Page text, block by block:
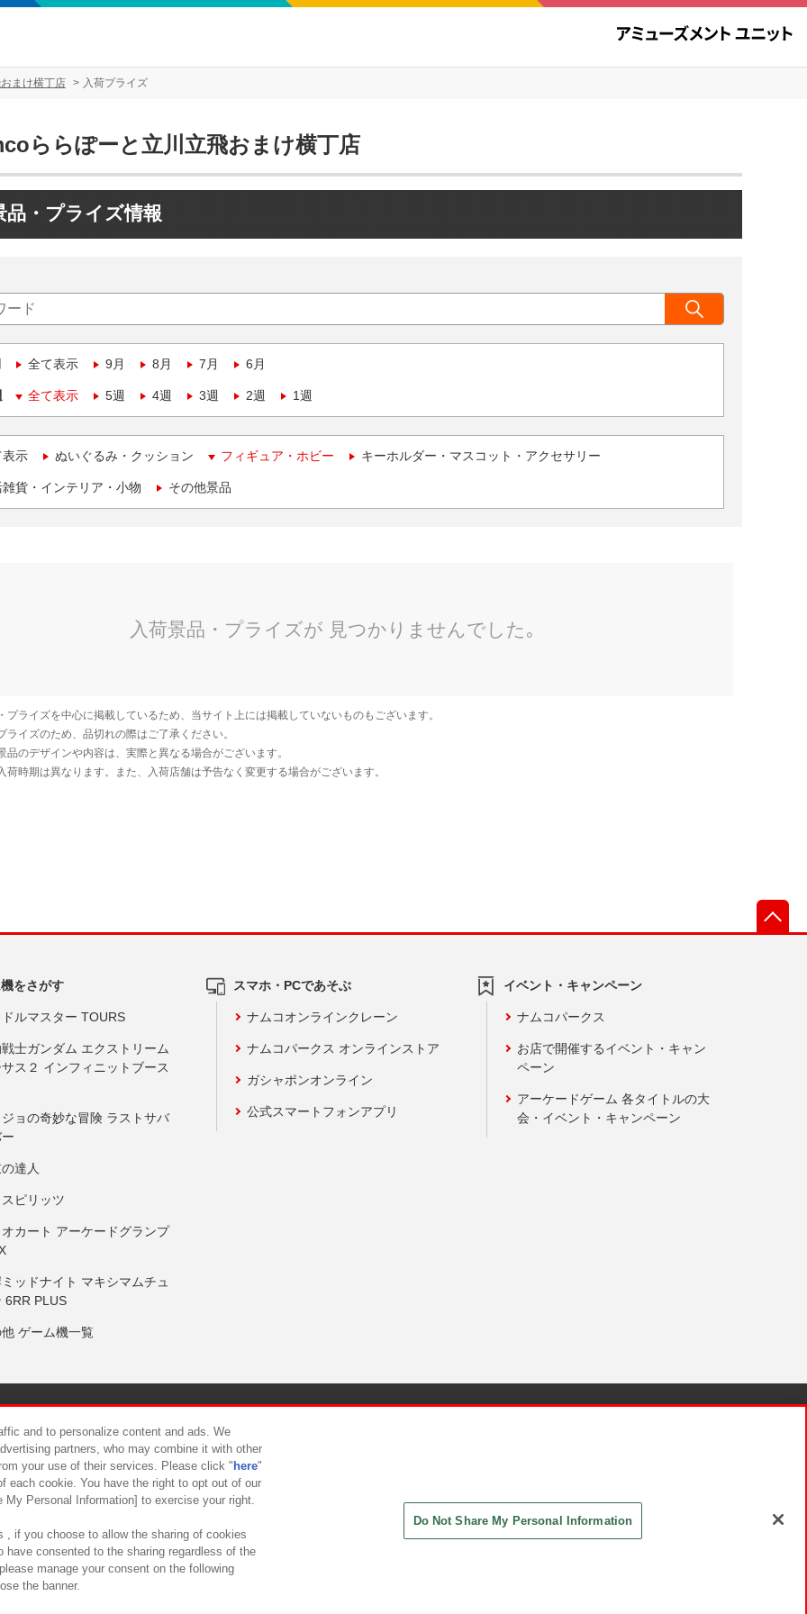
まけ横丁店 入荷プライズ
ららぽーと立川立飛おまけ横丁店
品・プライズ情報
全て表示 9月 8月 7月 6月
全て表示 5週 4週 3週 2週 1週
表示 ぬいぐるみ・クッション フィギュア・ホビー キーホルダー・マスコット・アクセサリー
貨・インテリア・小物 その他景品
をさがす
ルマスター TOURS
士ガンダム エクストリーム
ス２ インフィニットブース
ョの奇妙な冒険 ラストサバ
達人
ピリッツ
カート アーケードグランプ
ッドナイト マキシマムチュ
6RR PLUS
ゲーム機一覧
スマホ・PCであそぶ
ナムコオンラインクレーン
ナムコパークス オンラインストア
ガシャポンオンライン
公式スマートフォンアプリ
イベント・キャンペーン
ナムコパークス
お店で開催するイベント・キャン
ペーン
アーケードゲーム 各タイトルの大
会・イベント・キャンペーン
について カスタマーハラスメント対応方針
and to personalize content and ads. We
partners, who may combine it with other
your use of their services. Please click " here"
each cookie. You have the right to opt out of our
Personal Information] to exercise your right.
, if you choose to allow the sharing of cookies
have consented to the sharing regardless of the
manage your consent on the following
the banner.
Do Not Share My Personal Information